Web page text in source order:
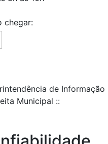
chegar:
de Informação
Municipal ::